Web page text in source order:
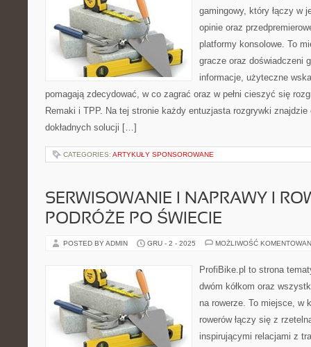
gamingowy, który łączy w
opinie oraz
platformy konsolowe. To
gracze oraz doświadczeni
informacje, użyteczne
pomagają zdecydować, w co zagrać oraz w pełni cieszyć się
Remaki i TPP. Na tej stronie każdy entuzjasta rozgrywki
dokładnych solucji […]
CATEGORIES: ARTYKUŁY SPONSOROWANE
SERWISOWANIE I NAPRAWY I
PODRÓŻE PO ŚWIECIE
POSTED BY ADMIN GRU - 2 - 2025 MOŻLIWOŚĆ
ProfiBike.pl to strona
dwóm kółkom oraz
na rowerze. To miejsce, w
rowerów łączy się z
inspirującymi relacjami z